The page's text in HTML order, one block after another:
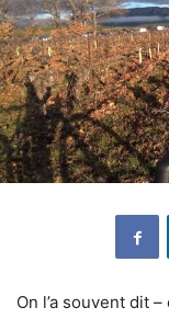
On l’a souvent dit